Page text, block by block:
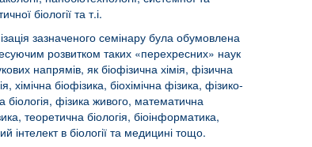
біології та т.і.
зазначеного семінару була обумовлена
розвитком таких «перехресних» наук
напрямів, як біофізична хімія, фізична
хімічна біофізика, біохімічна фізика, фізико-
біологія, фізика живого, математична
теоретична біологія, біоінформатика,
інтелект в біології та медицині тощо.